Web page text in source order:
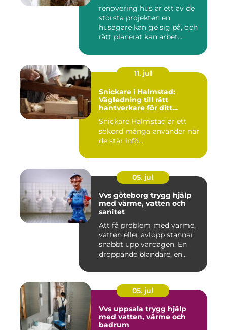
renovering hus är ett av de
största projekten en
husägare kan ge sig på, och
rätt planerat kan arbet...
11. jul
Snickare i Halmstad:
Vägledning till rätt
hantverkare för ditt
Snickare Halmstad är ett
sökord många använder när
de står infö...
05. jul
Vvs göteborg trygg hjälp
med värme, vatten och
sanitet
Att få problem med värme,
vatten eller avlopp stannar
snabbt upp vardagen. En
droppande blandare, en...
05. jul
Vvs uppsala trygg hjälp
med vatten, värme och
badrum